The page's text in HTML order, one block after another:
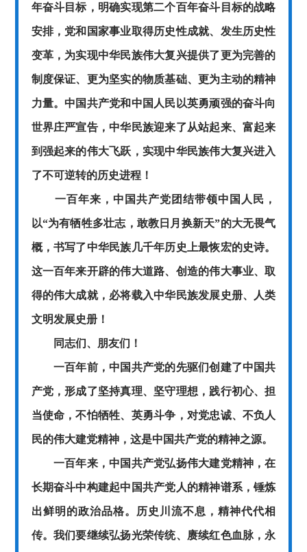
年奋斗目标，明确实现第二个百年奋斗目标的战略
安排，党和国家事业取得历史性成就、发生历史性
变革，为实现中华民族伟大复兴提供了更为完善的
制度保证、更为坚实的物质基础、更为主动的精神
力量。中国共产党和中国人民以英勇顽强的奋斗向
世界庄严宣告，中华民族迎来了从站起来、富起来
到强起来的伟大飞跃，实现中华民族伟大复兴进入
了不可逆转的历史进程！
一百年来，中国共产党团结带领中国人民，
以“为有牺牲多壮志，敢教日月换新天”的大无畏气
概，书写了中华民族几千年历史上最恢宏的史诗。
这一百年来开辟的伟大道路、创造的伟大事业、取
得的伟大成就，必将载入中华民族发展史册、人类
文明发展史册！
同志们、朋友们！
一百年前，中国共产党的先驱们创建了中国共
产党，形成了坚持真理、坚守理想，践行初心、担
当使命，不怕牺牲、英勇斗争，对党忠诚、不负人
民的伟大建党精神，这是中国共产党的精神之源。
一百年来，中国共产党弘扬伟大建党精神，在
长期奋斗中构建起中国共产党人的精神谱系，锤炼
出鲜明的政治品格。历史川流不息，精神代代相
传。我们要继续弘扬光荣传统、赓续红色血脉，永